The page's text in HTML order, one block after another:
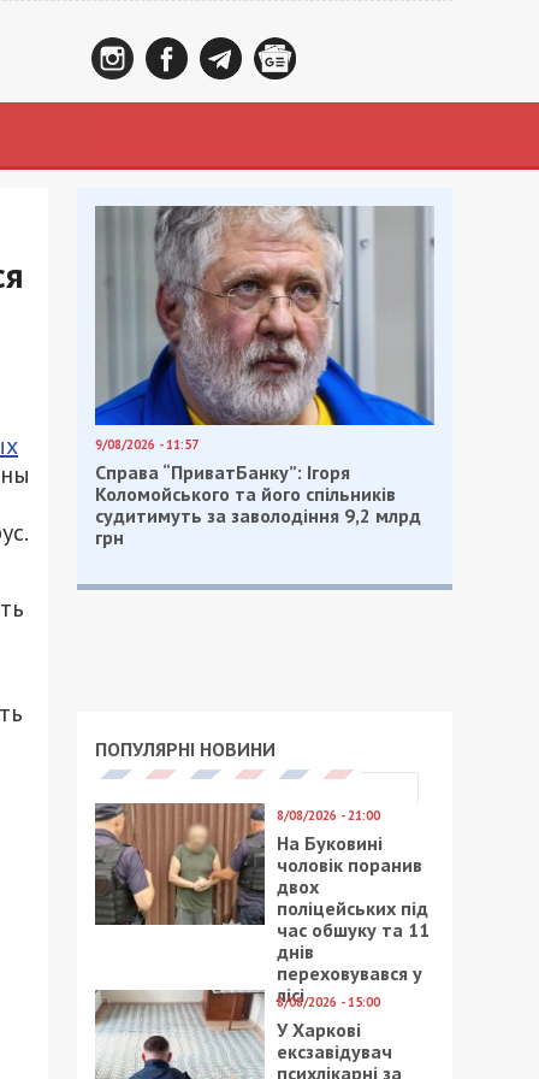
9/08/2026 - 11:57
Справа “ПриватБанку”: Ігоря
Коломойського та його спільників
судитимуть за заволодіння 9,2 млрд
грн
ПОПУЛЯРНІ НОВИНИ
8/08/2026 - 21:00
На Буковині
чоловік поранив
двох
поліцейських під
час обшуку та 11
днів
переховувався у
лісі
8/08/2026 - 15:00
У Харкові
ексзавідувач
психлікарні за